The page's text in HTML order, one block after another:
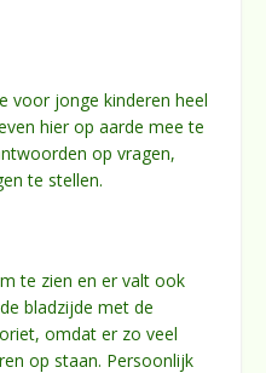
voor jonge kinderen heel
hier op aarde mee te
op vragen,
te stellen.
te zien en er valt ook
bladzijde met de
omdat er zo veel
op staan. Persoonlijk